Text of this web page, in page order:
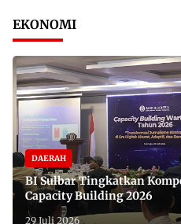
EKONOMI
DAERAH
BI Sulbar Tingkatkan
Capacity Building 2026
29 Juli 2026